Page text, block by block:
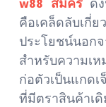
คือเคล็ดลับเกี่
ประโยชน์นอก
สำหรับความเ
ก่อตัวเป็นแกด
ที่มีตราสินค้าเ